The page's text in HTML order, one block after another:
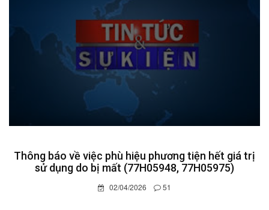
Thông báo về việc phù hiệu phương tiện hết giá trị
sử dụng do bị mất (77H05948, 77H05975)
02/04/2026 51